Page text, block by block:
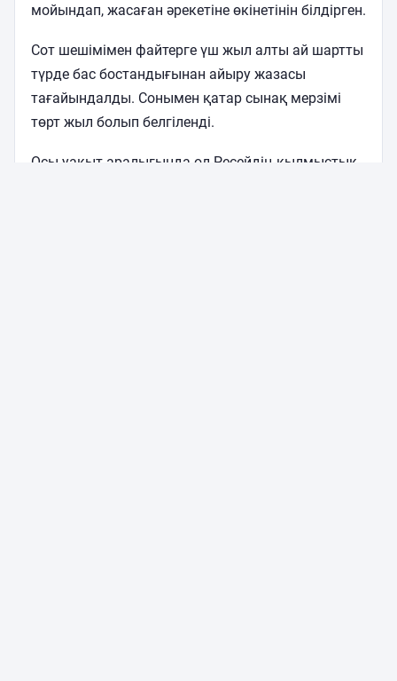
мойындап, жасаған әрекетіне өкінетінін білдірген.
Сот шешімімен файтерге үш жыл алты ай шартты
түрде бас бостандығынан айыру жазасы
тағайындалды. Сонымен қатар сынақ мерзімі
төрт жыл болып белгіленді.
Осы уақыт аралығында ол Ресейдің қылмыстық-